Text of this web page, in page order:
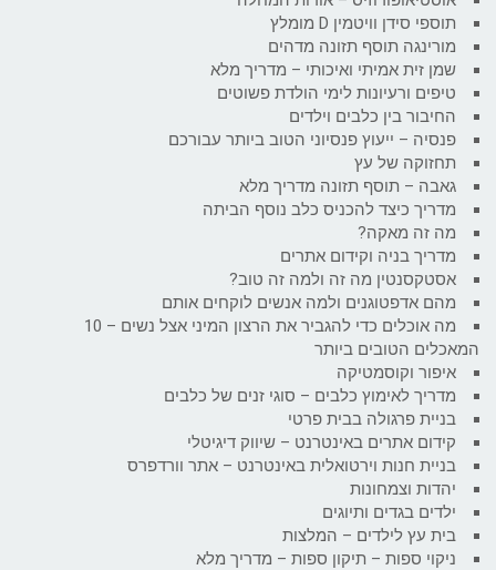
תוספי סידן וויטמין D מומלץ
מורינגה תוסף תזונה מדהים
שמן זית אמיתי ואיכותי – מדריך מלא
טיפים ורעיונות לימי הולדת פשוטים
החיבור בין כלבים וילדים
פנסיה – ייעוץ פנסיוני הטוב ביותר עבורכם
תחזוקה של עץ
גאבה – תוסף תזונה מדריך מלא
מדריך כיצד להכניס כלב נוסף הביתה
מה זה מאקה?
מדריך בניה וקידום אתרים
אסטקסנטין מה זה ולמה זה טוב?
מהם אדפטוגנים ולמה אנשים לוקחים אותם
מה אוכלים כדי להגביר את הרצון המיני אצל נשים – 10
המאכלים הטובים ביותר
איפור וקוסמטיקה
מדריך לאימוץ כלבים – סוגי זנים של כלבים
בניית פרגולה בבית פרטי
קידום אתרים באינטרנט – שיווק דיגיטלי
בניית חנות וירטואלית באינטרנט – אתר וורדפרס
יהדות וצמחונות
ילדים בגדים ותיוגים
בית עץ לילדים – המלצות
ניקוי ספות – תיקון ספות – מדריך מלא